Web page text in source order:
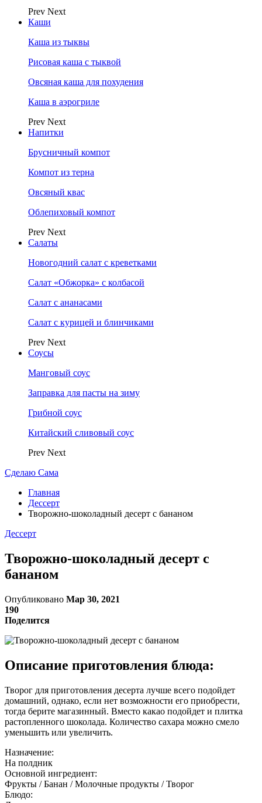
Prev Next
Каши
Каша из тыквы
Рисовая каша с тыквой
Овсяная каша для похудения
Каша в аэрогриле
Prev Next
Напитки
Брусничный компот
Компот из терна
Овсяный квас
Облепиховый компот
Prev Next
Салаты
Новогодний салат с креветками
Салат «Обжорка» с колбасой
Салат с ананасами
Салат с курицей и блинчиками
Prev Next
Соусы
Манговый соус
Заправка для пасты на зиму
Грибной соус
Китайский сливовый соус
Prev Next
Сделаю Сама
Главная
Дессерт
Творожно-шоколадный десерт с бананом
Дессерт
Творожно-шоколадный десерт с
бананом
Опубликовано Мар 30, 2021
190
Поделится
Описание приготовления блюда:
Творог для приготовления десерта лучше всего подойдет
домашний, однако, если нет возможности его приобрести,
тогда берите магазинный. Вместо какао подойдет и плитка
растопленного шоколада. Количество сахара можно смело
уменьшить или увеличить.
Назначение:
На полдник
Основной ингредиент:
Фрукты / Банан / Молочные продукты / Творог
Блюдо: